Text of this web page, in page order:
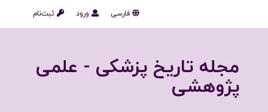
ثبت‌نام ورود فارسی
مجله تاریخ پزشکی - علمی
پژوهشی